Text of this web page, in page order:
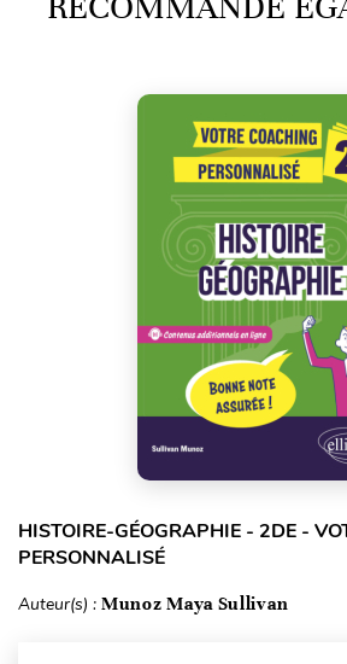
HISTOIRE-GÉOGRAPHIE - 2DE -
PERSONNALISÉ
Auteur(s) : Munoz Maya Sullivan